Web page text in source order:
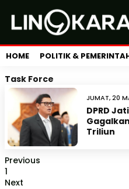
HOME POLITIK &
Task Force
JUMAT, 20
DPRD
Triliun
Previous
1
Next